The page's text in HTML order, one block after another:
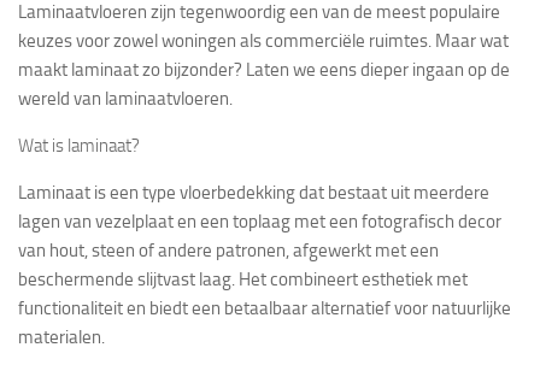
Laminaatvloeren zijn tegenwoordig een van de meest populaire
keuzes voor zowelwoningen als commerciële ruimtes. Maar wat
maakt laminaat zo bijzonder? Laten we eens dieper ingaan op de
wereld van laminaatvloeren.
Wat is laminaat?
Laminaat is een type vloerbedekking dat bestaat uit meerdere
lagen van vezelplaat en een toplaag met een fotografisch decor
van hout, steen of andere patronen, afgewerkt met een
beschermende slijtvast laag. Het combineert esthetiek met
functionaliteit en biedt een betaalbaar alternatief voor natuurlijke
materialen.